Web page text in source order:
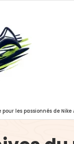
les passionnés de Nike